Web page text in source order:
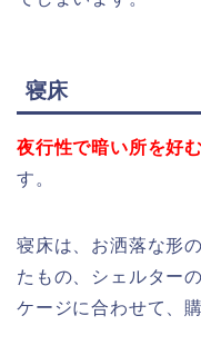
寝床
夜行性で暗い所を好
す。
寝床は、お洒落な形
たもの、シェルター
ケージに合わせて、